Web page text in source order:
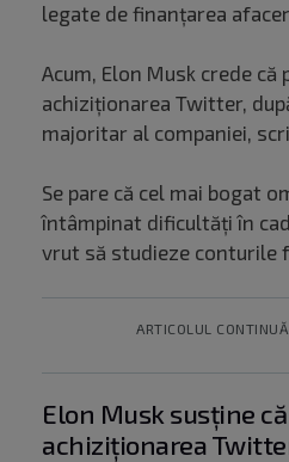
legate de finanțarea
Acum, Elon Musk crede că
achiziționarea Twitter,
majoritar al companiei,
Se pare că cel mai bogat
întâmpinat dificultăți în
vrut să studieze conturile
ARTICOLUL
Elon Musk susține
achiziționarea